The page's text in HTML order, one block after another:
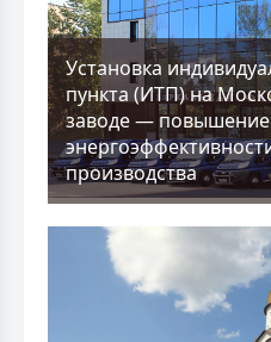
Установка
пункта (ИТП) на
заводе — повышение
производства